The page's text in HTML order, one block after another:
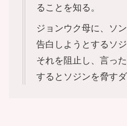
ることを知る。
ジョンウク母に、ソ
告白しようとするソジ
それを阻止し、言っ
するとソジンを脅す